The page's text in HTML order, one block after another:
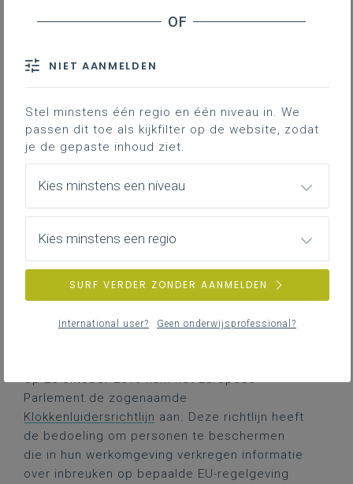
Parlementeen nieuw
decreetgoedgekeurd dat
onderwijspersoneel toelaat om
onregelmatigheden binnen
(onderwijs)instellingen te melden
deze manier zet de Vlaamse
overheid een Europese richtlijn om
in Vlaamse regelgeving.
Apart decreet voor het
Op 23 oktober 2019 nam het Europese
Parlement de zogenaamde
Klokkenluidersrichtlijn aan. Deze richtlijn heeft
de bedoeling om personen te beschermen
die in hun werkomgeving verkregen informatie
over inbreuken op bepaalde EU-regelgeving
NIET AANMELDEN
Stel minstens één regio en één niveau in. We
passen dit toe als kijkfilter op de website, zodat
je de gepaste inhoud ziet.
Kies minstens een niveau
Kies minstens een regio
SURF VERDER ZONDER AANMELDEN
International user? Geen onderwijsprofessional?